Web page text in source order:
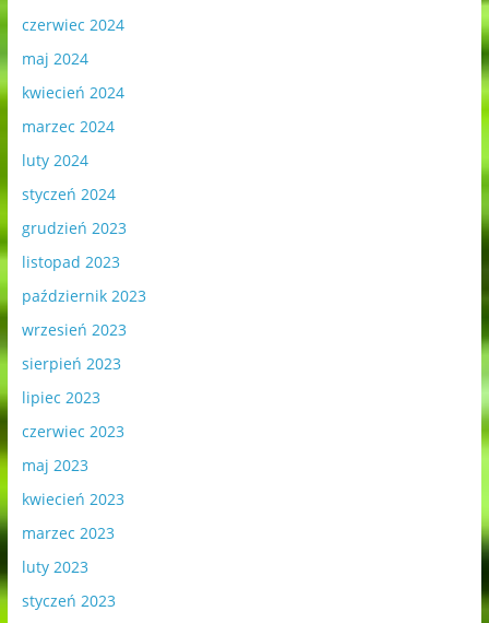
czerwiec 2024
maj 2024
kwiecień 2024
marzec 2024
luty 2024
styczeń 2024
grudzień 2023
listopad 2023
październik 2023
wrzesień 2023
sierpień 2023
lipiec 2023
czerwiec 2023
maj 2023
kwiecień 2023
marzec 2023
luty 2023
styczeń 2023